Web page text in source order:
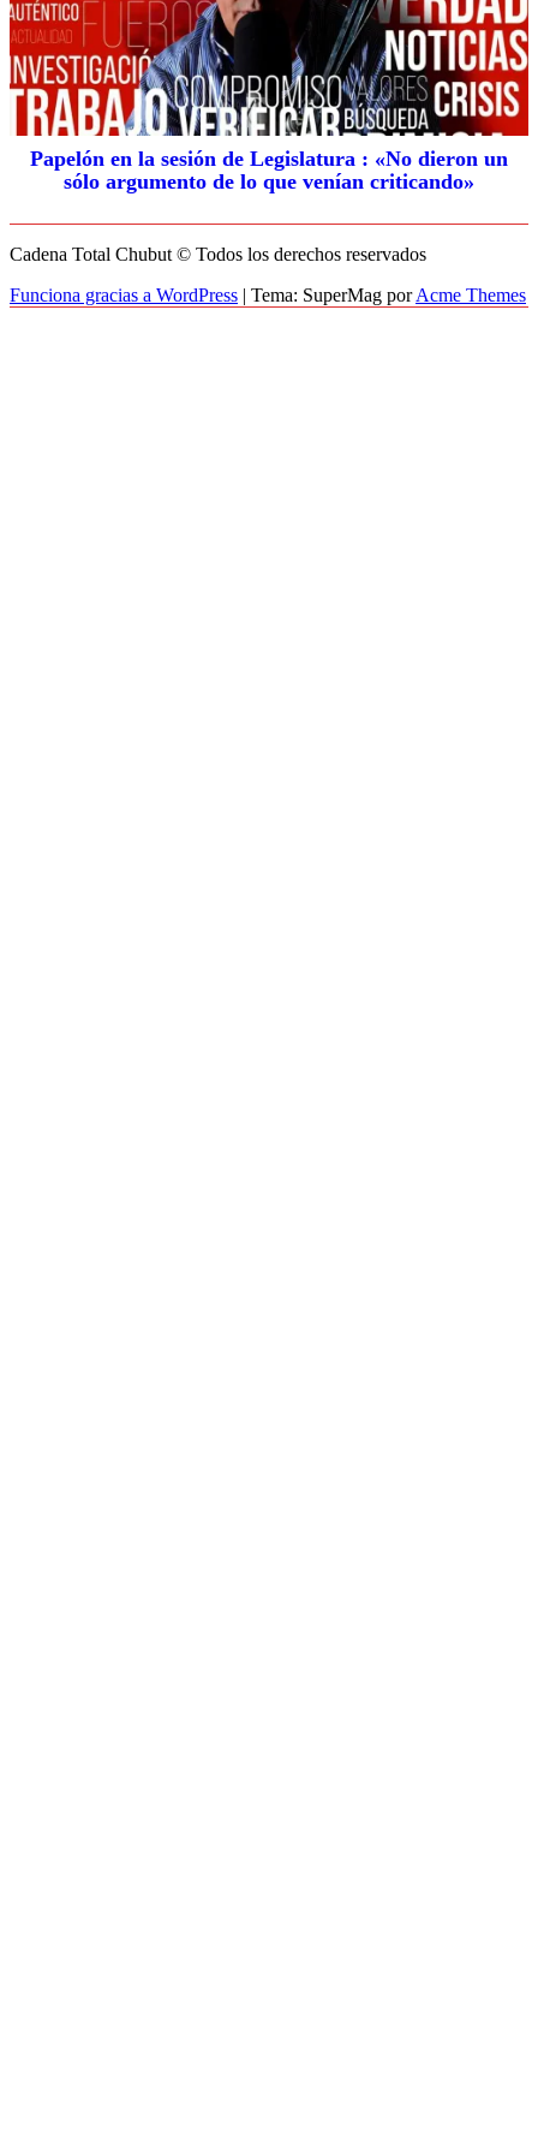
Papelón en la sesión de Legislatura : «No dieron un
sólo argumento de lo que venían criticando»
Cadena Total Chubut © Todos los derechos reservados
Funciona gracias a WordPress | Tema: SuperMag porAcme Themes